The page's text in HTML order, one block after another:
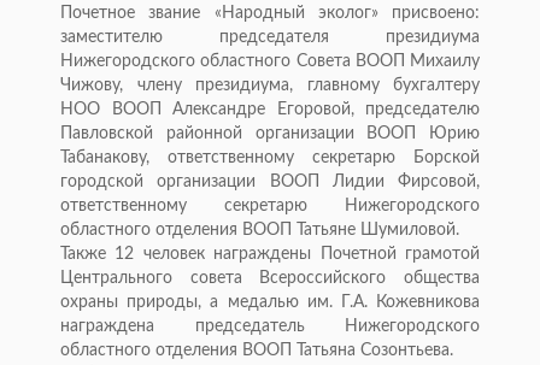
Почетное звание «Народный эколог» присвоено:
заместителю председателя президиума
Нижегородского областного Совета ВООП Михаилу
Чижову, члену президиума, главному бухгалтеру
НОО ВООП Александре Егоровой, председателю
Павловской районной организации ВООП Юрию
Табанакову, ответственному секретарю Борской
городской организации ВООП Лидии Фирсовой,
ответственному секретарю Нижегородского
областного отделения ВООП Татьяне Шумиловой.
Также 12 человек награждены Почетной грамотой
Центрального совета Всероссийского общества
охраны природы, а медалью им. Г.А. Кожевникова
награждена председатель Нижегородского
областного отделения ВООП Татьяна Созонтьева.